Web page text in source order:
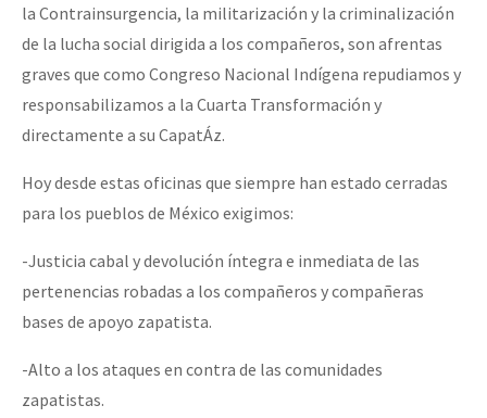
la Contrainsurgencia, la militarización y la criminalización
de la lucha social dirigida a los compañeros, son afrentas
graves que como Congreso Nacional Indígena repudiamos y
responsabilizamos a la Cuarta Transformación y
directamente a su CapatÁz.
Hoy desde estas oficinas que siempre han estado cerradas
para los pueblos de México exigimos:
-Justicia cabal y devolución íntegra e inmediata de las
pertenencias robadas a los compañeros y compañeras
bases de apoyo zapatista.
-Alto a los ataques en contra de las comunidades
zapatistas.